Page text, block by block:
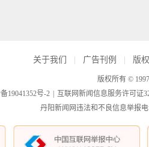
关于我们 广告刊例 版
版权所有 ©
19041352号-2
互联网新闻信息服务许可证
丹阳新闻网违法和不良信息举报电